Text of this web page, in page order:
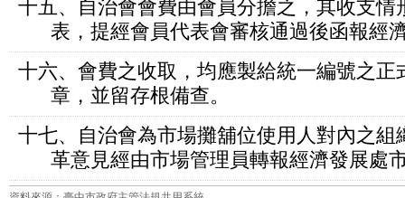
十五、自治會會費由會員分擔之，其收支
表，提經會員代表會審核通過後函報經
十六、會費之收取，均應製給統一編號之
章，並留存根備查。
十七、自治會為市場攤舖位使用人對內之
革意見經由市場管理員轉報經濟發展處